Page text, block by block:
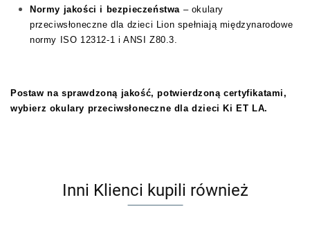
Normy jakości i bezpieczeństwa – okulary
przeciwsłoneczne dla dzieci Lion spełniają międzynarodowe
normy ISO 12312-1 i ANSI Z80.3.
Postaw na sprawdzoną jakość, potwierdzoną certyfikatami,
wybierz okulary przeciwsłoneczne dla dzieci Ki ET LA.
Inni Klienci kupili również